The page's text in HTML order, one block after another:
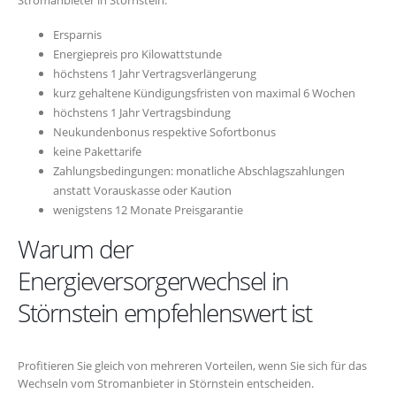
Ersparnis
Energiepreis pro Kilowattstunde
höchstens 1 Jahr Vertragsverlängerung
kurz gehaltene Kündigungsfristen von maximal 6 Wochen
höchstens 1 Jahr Vertragsbindung
Neukundenbonus respektive Sofortbonus
keine Pakettarife
Zahlungsbedingungen: monatliche Abschlagszahlungen
anstatt Vorauskasse oder Kaution
wenigstens 12 Monate Preisgarantie
Warum der
Energieversorgerwechsel in
Störnstein empfehlenswert ist
Profitieren Sie gleich von mehreren Vorteilen, wenn Sie sich für das
Wechseln vom Stromanbieter in Störnstein entscheiden.